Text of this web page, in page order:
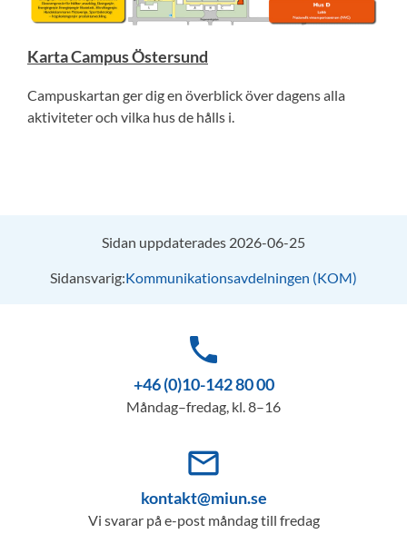
Karta Campus Östersund
Campuskartan ger dig en överblick över dagens alla
aktiviteter och vilka hus de hålls i.
Sidan uppdaterades 2026-06-25
Sidansvarig:Kommunikationsavdelningen (KOM)
phone
+46 (0)10-142 80 00
Måndag–fredag, kl. 8–16
mail_outline
kontakt@miun.se
Vi svarar på e-post måndag till fredag